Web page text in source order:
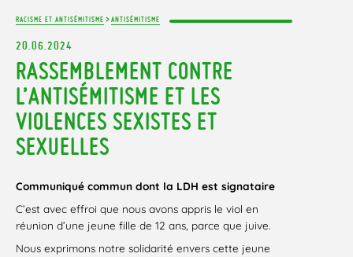
RACISME ET ANTISÉMITISME >ANTISÉMITISME
20.06.2024
RASSEMBLEMENT CONTRE
L’ANTISÉMITISME ET LES
VIOLENCES SEXISTES ET
SEXUELLES
Communiqué commun dont la LDH est signataire
C’est avec effroi que nous avons appris le viol en
réunion d’une jeune fille de 12 ans, parce que juive.
Nous exprimons notre solidarité envers cette jeune